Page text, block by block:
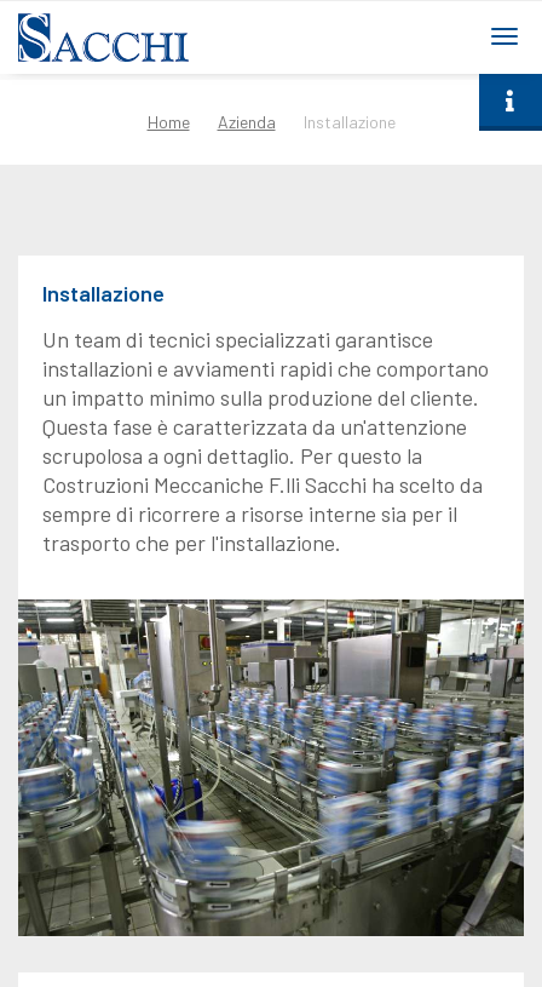
Home Azienda Installazione
Installazione
Un team di tecnici specializzati garantisce
installazioni e avviamenti rapidi che comportano
un impatto minimo sulla produzione del cliente.
Questa fase è caratterizzata da un'attenzione
scrupolosa a ogni dettaglio. Per questo la
Costruzioni Meccaniche F.lli Sacchi ha scelto da
sempre di ricorrere a risorse interne sia per il
trasporto che per l'installazione.